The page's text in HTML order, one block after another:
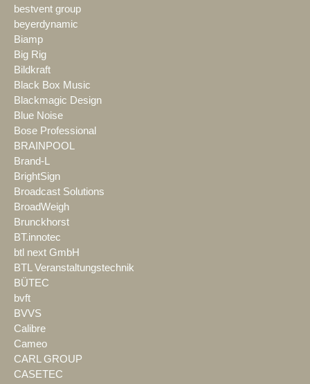
bestvent group
beyerdynamic
Biamp
Big Rig
Bildkraft
Black Box Music
Blackmagic Design
Blue Noise
Bose Professional
BRAINPOOL
Brand-L
BrightSign
Broadcast Solutions
BroadWeigh
Brunckhorst
BT.innotec
btl next GmbH
BTL Veranstaltungstechnik
BÜTEC
bvft
BVVS
Calibre
Cameo
CARL GROUP
CASETEC